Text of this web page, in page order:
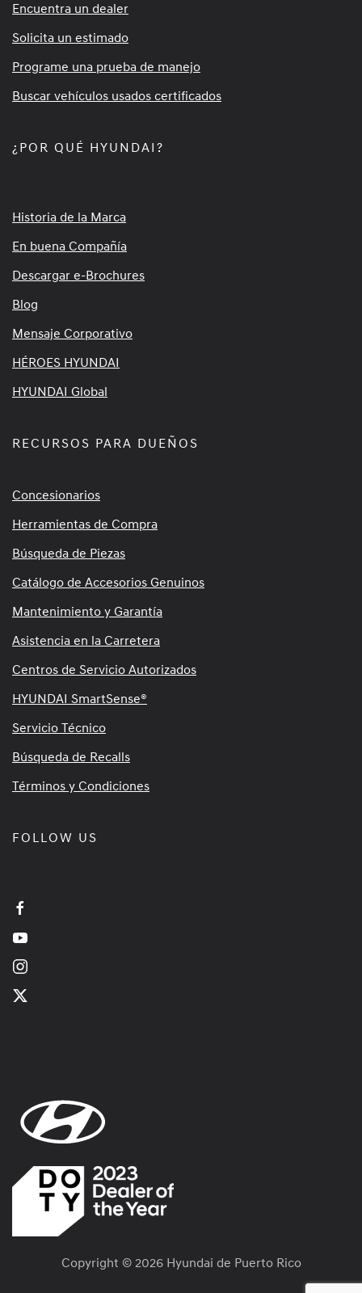
Encuentra un dealer
Solicita un estimado
Programe una prueba de manejo
Buscar vehículos usados certificados
¿POR QUÉ HYUNDAI?
Historia de la Marca
En buena Compañía
Descargar e-Brochures
Blog
Mensaje Corporativo
HÉROES HYUNDAI
HYUNDAI Global
RECURSOS PARA DUEÑOS
Concesionarios
Herramientas de Compra
Búsqueda de Piezas
Catálogo de Accesorios Genuinos
Mantenimiento y Garantía
Asistencia en la Carretera
Centros de Servicio Autorizados
HYUNDAI SmartSense®
Servicio Técnico
Búsqueda de Recalls
Términos y Condiciones
FOLLOW US
Copyright © 2026 Hyundai de Puerto Rico